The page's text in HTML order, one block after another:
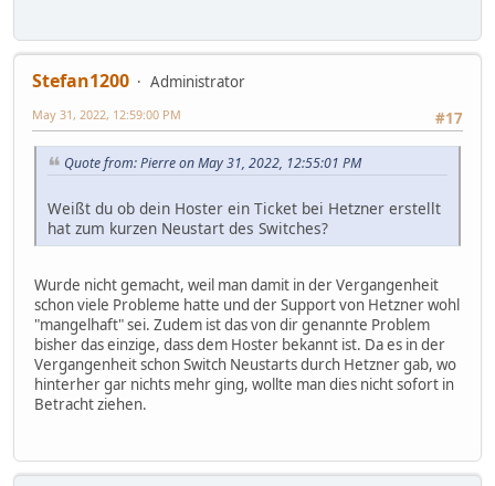
Stefan1200
Administrator
#17
May 31, 2022, 12:59:00 PM
Quote from: Pierre on May 31, 2022, 12:55:01 PM
Weißt du ob dein Hoster ein Ticket bei Hetzner erstellt
hat zum kurzen Neustart des Switches?
Wurde nicht gemacht, weil man damit in der Vergangenheit
schon viele Probleme hatte und der Support von Hetzner wohl
"mangelhaft" sei. Zudem ist das von dir genannte Problem
bisher das einzige, dass dem Hoster bekannt ist. Da es in der
Vergangenheit schon Switch Neustarts durch Hetzner gab, wo
hinterher gar nichts mehr ging, wollte man dies nicht sofort in
Betracht ziehen.